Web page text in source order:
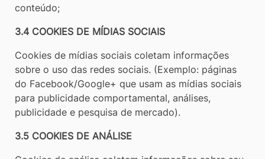
conteúdo;
3.4 COOKIES DE MÍDIAS SOCIAIS
Cookies de mídias sociais coletam informações
sobre o uso das redes sociais. (Exemplo: páginas
do Facebook/Google+ que usam as mídias sociais
para publicidade comportamental, análises,
publicidade e pesquisa de mercado).
3.5 COOKIES DE ANÁLISE